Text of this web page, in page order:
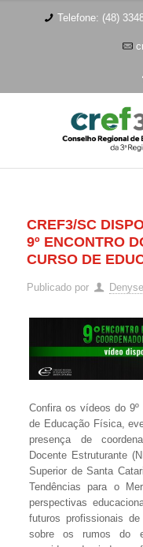
Telefone: (48)
CREF3/SC
9º ENCONTRO
CURSO DE
Publicado por
Confira os vídeos do 9º
de Educação Física,
presença de
Docente Estruturante
Superior de Santa
Tendências para o
perspectivas
futuros profissionais
sobre os rumos do